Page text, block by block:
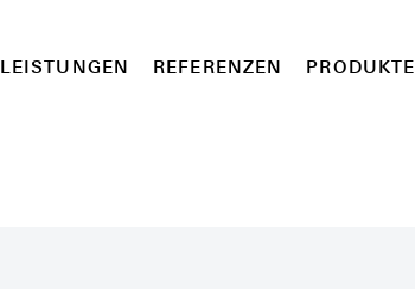
LEISTUNGEN REFERENZEN PRODUKTE